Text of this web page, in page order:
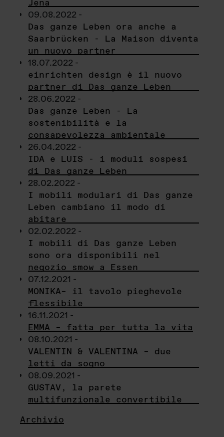
Jena
09.08.2022 -
Das ganze Leben ora anche a
Saarbrücken - La Maison diventa
un nuovo partner
18.07.2022 -
einrichten design è il nuovo
partner di Das ganze Leben
28.06.2022 -
Das ganze Leben - La
sostenibilità e la
consapevolezza ambientale
26.04.2022 -
IDA e LUIS - i moduli sospesi
di Das ganze Leben
28.02.2022 -
I mobili modulari di Das ganze
Leben cambiano il modo di
abitare
02.02.2022 -
I mobili di Das ganze Leben
sono ora disponibili nel
negozio smow a Essen
07.12.2021 -
MONIKA– il tavolo pieghevole
flessibile
16.11.2021 -
EMMA – fatta per tutta la vita
08.10.2021 -
VALENTIN & VALENTINA – due
letti da sogno
08.09.2021 -
GUSTAV, la parete
multifunzionale convertibile
Archivio